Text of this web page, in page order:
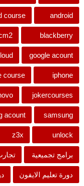
android
course
blackberry
google acount
iphone
course
jokercourses
samsung
acount
unlock
z3x
برامج تجميعية
دورة تعليم الايفون